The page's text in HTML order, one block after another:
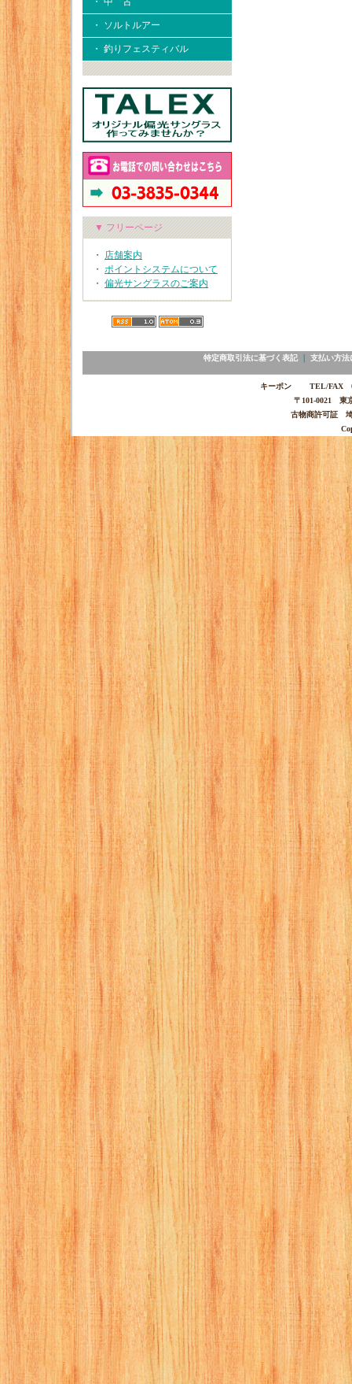
・ ソルトルアー
・ 釣りフェスティバル
▼ フリーページ
・ 店舗案内
・ ポイントシステムについて
・ 偏光サングラスのご案内
特定商取引法に基づく表記｜ 支払い方法
キーポン TEL/FAX
〒101-0021 東
古物商許可証